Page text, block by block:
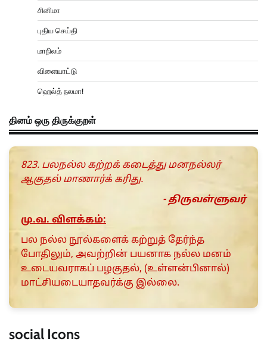
சினிமா
புதிய செய்தி
மாநிலம்
விளையாட்டு
ஹெல்த் நலமா!
தினம் ஒரு திருக்குறள்
823. பலநல்ல கற்றக் கடைத்து மனநல்லர்
ஆகுதல் மாணார்க் கரிது.
- திருவள்ளுவர்
மு.வ. விளக்கம்:
பல நல்ல நூல்களைக் கற்றுத் தேர்ந்த
போதிலும், அவற்றின் பயனாக நல்ல மனம்
உடையவராகப் பழகுதல், (உள்ளன்பினால்)
மாட்சியடையாதவர்க்கு இல்லை.
social Icons